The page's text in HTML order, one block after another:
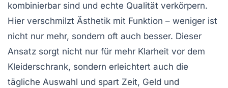
kombinierbar sind und echte Qualität verkörpern.
Hier verschmilzt Ästhetik mit Funktion – weniger ist
nicht nur mehr, sondern oft auch besser. Dieser
Ansatz sorgt nicht nur für mehr Klarheit vor dem
Kleiderschrank, sondern erleichtert auch die
tägliche Auswahl und spart Zeit, Geld und